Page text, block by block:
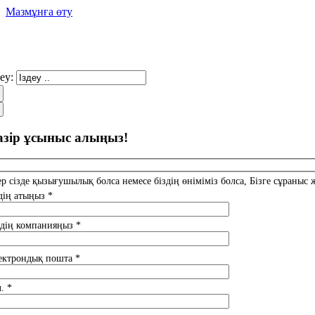
Мазмұнға өту
ұсыныс алыңыз!
сізде қызығушылық болса немесе біздің өніміміз болса, Бізге сұраныс
атыңыз *
компанияңыз *
пошта *
*